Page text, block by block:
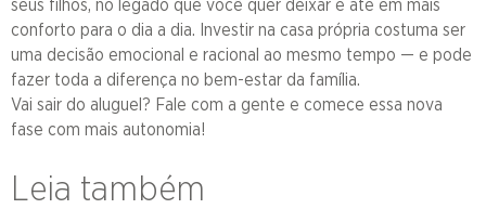
conforto para o dia a dia. Investir na casa própria costuma ser
uma decisão emocional e racional ao mesmo tempo — e pode
fazer toda a diferença no bem-estar da família.
Vai sair do aluguel? Fale com a gente e comece essa nova
fase com mais autonomia!
Leia também